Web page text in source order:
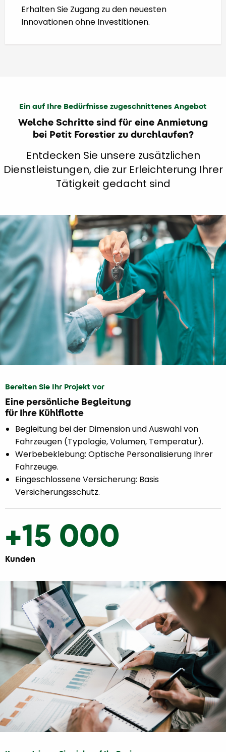
Erhalten Sie Zugang zu den neuesten
Innovationen ohne Investitionen.
Ein auf Ihre Bedürfnisse zugeschnittenes Angebot
Welche Schritte sind für eine Anmietung
bei Petit Forestier zu durchlaufen?
Entdecken Sie unsere zusätzlichen
Dienstleistungen, die zur Erleichterung Ihrer
Tätigkeit gedacht sind
Bereiten Sie Ihr Projekt vor
Eine persönliche Begleitung
für Ihre Kühlflotte
Begleitung bei der Dimension und Auswahl von
Fahrzeugen (Typologie, Volumen, Temperatur).
Werbebeklebung: Optische Personalisierung Ihrer
Fahrzeuge.
Eingeschlossene Versicherung: Basis
Versicherungsschutz.
+15 000
Kunden